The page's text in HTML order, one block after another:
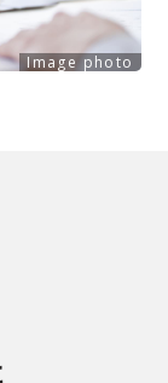
Image photo